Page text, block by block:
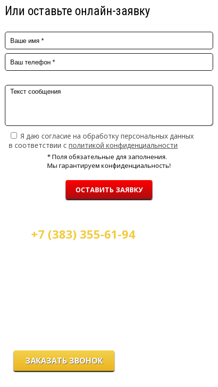
Или оставьте онлайн-заявку
Я даю согласие на обработку персональных данных
в соответствии с политикой конфиденциальности
* Поля обязательные для заполнения.
Мы гарантируем конфиденциальность!
ОСТАВИТЬ ЗАЯВКУ
+7 (383) 355-61-94
ЗАКАЗАТЬ ЗВОНОК